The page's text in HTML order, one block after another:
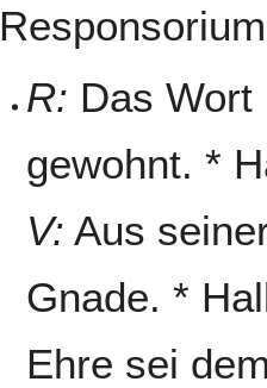
Responsorium
R: Das
gewohnt. *
V: Aus
Gnade. *
Ehre sei